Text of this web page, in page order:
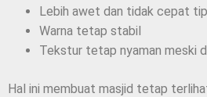
Lebih awet dan tidak cepat
Warna tetap stabil
Tekstur tetap nyaman meski
Hal ini membuat masjid tetap